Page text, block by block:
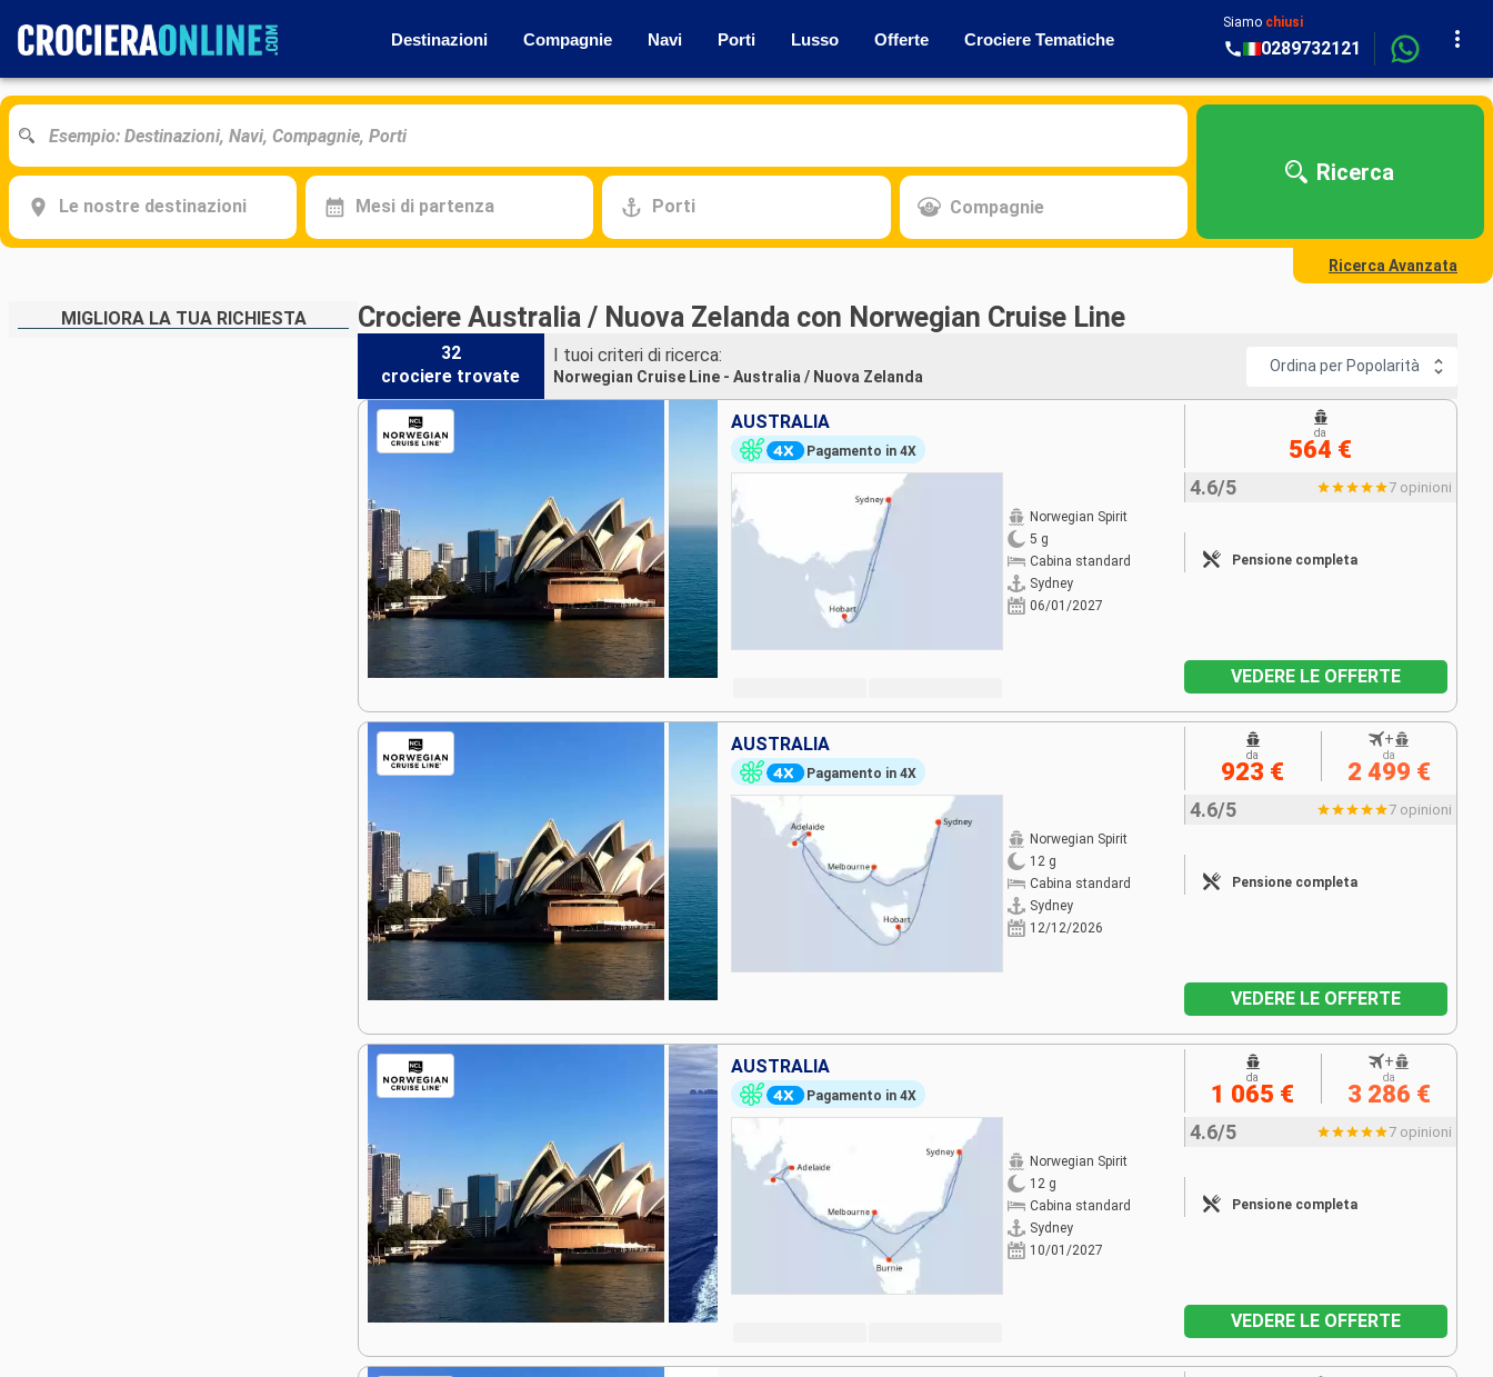
Destinazioni Compagnie Navi Porti Lusso Offerte Crociere Tematiche
Siamo chiusi
0289732121
Le nostre destinazioni Mesi di partenza Porti Compagnie
Ricerca
Ricerca Avanzata
MIGLIORA LA TUA RICHIESTA Crociere Australia / Nuova Zelanda con Norwegian Cruise Line
32
crociere trovate
I tuoi criteri di ricerca:
Norwegian Cruise Line - Australia / Nuova Zelanda
Ordina per Popolarità
AUSTRALIA
Pagamento in 4X
Norwegian Spirit
5 g
Cabina standard
Sydney
06/01/2027
4.6/5 7 opinioni
Pensione completa
da
564 €
VEDERE LE OFFERTE
AUSTRALIA
Pagamento in 4X
Norwegian Spirit
12 g
Cabina standard
Sydney
12/12/2026
4.6/5 7 opinioni
Pensione completa
da
923 €
+
da
2 499 €
VEDERE LE OFFERTE
AUSTRALIA
Pagamento in 4X
Norwegian Spirit
12 g
Cabina standard
Sydney
10/01/2027
4.6/5 7 opinioni
Pensione completa
da
1 065 €
+
da
3 286 €
VEDERE LE OFFERTE